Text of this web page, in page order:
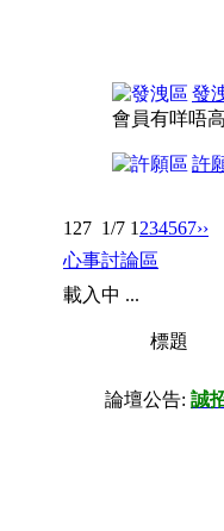
發
會員有咩唔
許
127 1/7 1 234567››
心事討論區
載入中 ...
標題
論壇公告: 誠